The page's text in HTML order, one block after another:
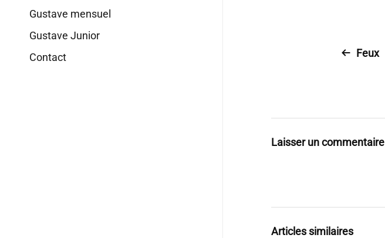
Gustave mensuel
Gustave Junior
Contact
Feux
Laisser un commentaire
Articles similaires